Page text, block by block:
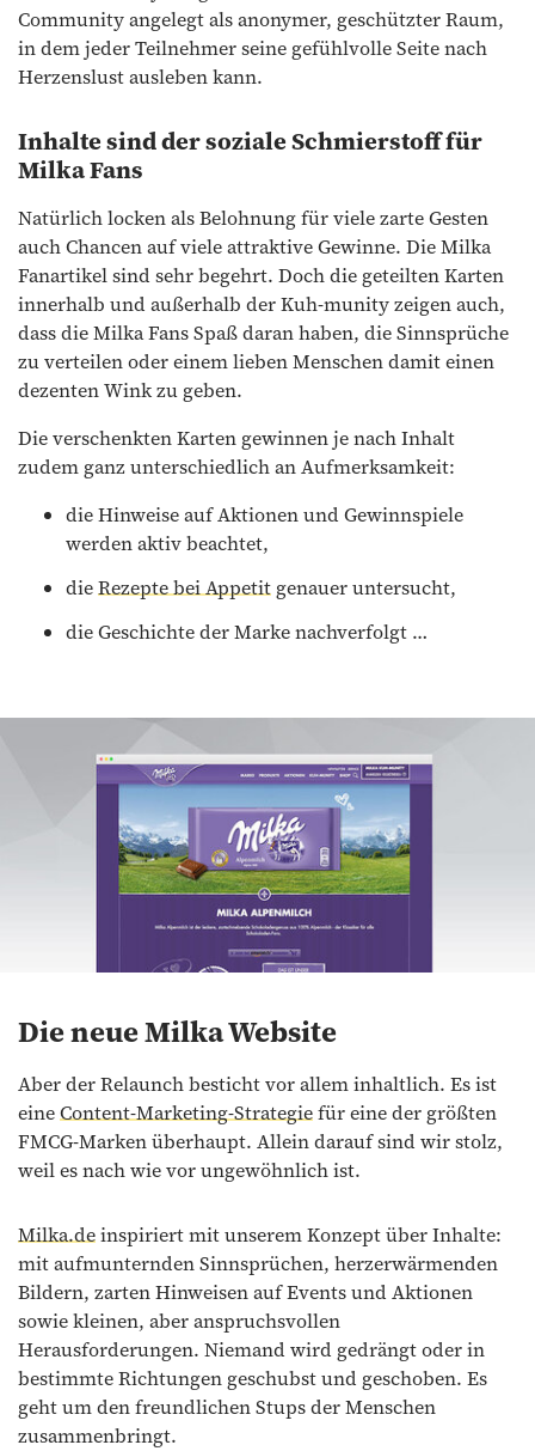
Community angelegt als anonymer, geschützter Raum,
in dem jeder Teilnehmer seine gefühlvolle Seite nach
Herzenslust ausleben kann.
Inhalte sind der soziale Schmierstoff für
Milka Fans
Natürlich locken als Belohnung für viele zarte Gesten
auch Chancen auf viele attraktive Gewinne. Die Milka
Fanartikel sind sehr begehrt. Doch die geteilten Karten
innerhalb und außerhalb der Kuh-munity zeigen auch,
dass die Milka Fans Spaß daran haben, die Sinnsprüche
zu verteilen oder einem lieben Menschen damit einen
dezenten Wink zu geben.
Die verschenkten Karten gewinnen je nach Inhalt
zudem ganz unterschiedlich an Aufmerksamkeit:
die Hinweise auf Aktionen und Gewinnspiele
werden aktiv beachtet,
dieRezepte bei Appetit genauer untersucht,
die Geschichte der Marke nachverfolgt …
Die neue Milka Website
Aber der Relaunch besticht vor allem inhaltlich. Es ist
eineContent-Marketing-Strategiefür eine der größten
FMCG-Marken überhaupt. Allein darauf sind wir stolz,
weil es nach wie vor ungewöhnlich ist.
Milka.deinspiriert mit unserem Konzept über Inhalte:
mit aufmunternden Sinnsprüchen, herzerwärmenden
Bildern, zarten Hinweisen auf Events und Aktionen
sowie kleinen, aber anspruchsvollen
Herausforderungen. Niemand wird gedrängt oder in
bestimmte Richtungen geschubst und geschoben. Es
geht um den freundlichen Stups der Menschen
zusammenbringt.